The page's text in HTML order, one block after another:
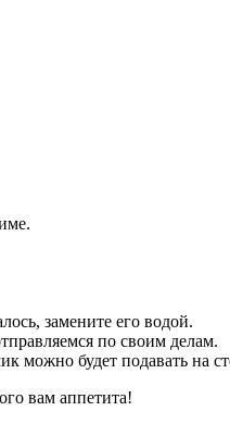
замените его водой.
по своим делам.
можно будет подавать
вам аппетита!